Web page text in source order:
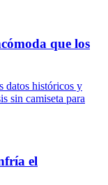
que los
datos históricos y
sin camiseta para
el